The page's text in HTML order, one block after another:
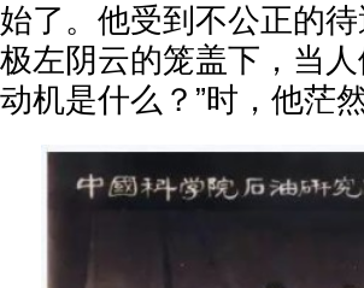
始了。他受到不公正的
极左阴云的笼盖下，当
动机是什么？”时，他茫然